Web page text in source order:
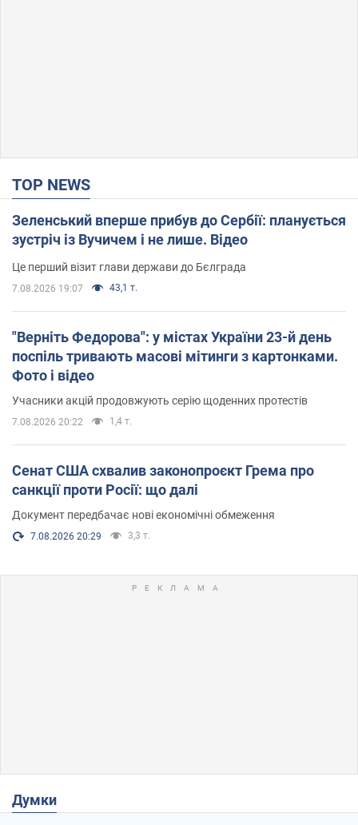
TOP NEWS
Зеленський вперше прибув до Сербії: планується
зустріч із Вучичем і не лише. Відео
Це перший візит глави держави до Бєлграда
7.08.2026 19:07 43,1 т.
"Верніть Федорова": у містах України 23-й день
поспіль тривають масові мітинги з картонками.
Фото і відео
Учасники акцій продовжують серію щоденних протестів
7.08.2026 20:22 1,4 т.
Сенат США схвалив законопроєкт Грема про
санкції проти Росії: що далі
Документ передбачає нові економічні обмеження
7.08.2026 20:29 3,3 т.
Думки